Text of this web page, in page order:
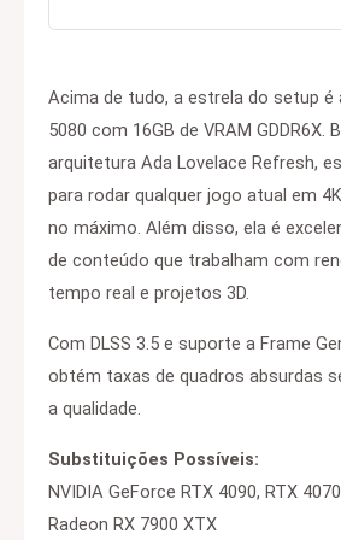
Acima de tudo, a estrela do setup é
5080 com 16GB de VRAM GDDR6X.
arquitetura Ada Lovelace Refresh,
para rodar qualquer jogo atual em
no máximo. Além disso, ela é
de conteúdo que trabalham com
tempo real e projetos 3D.
Com DLSS 3.5 e suporte a Frame
obtém taxas de quadros absurdas
a qualidade.
Substituições Possíveis:
NVIDIA GeForce RTX 4090, RTX
Radeon RX 7900 XTX